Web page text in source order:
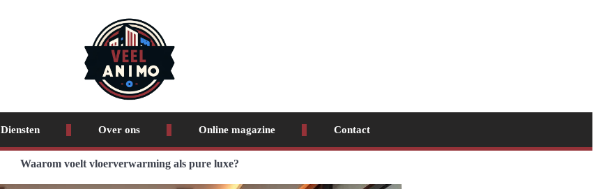
Diensten Over ons Online magazine Contact
Waarom voelt vloerverwarming als pure luxe?